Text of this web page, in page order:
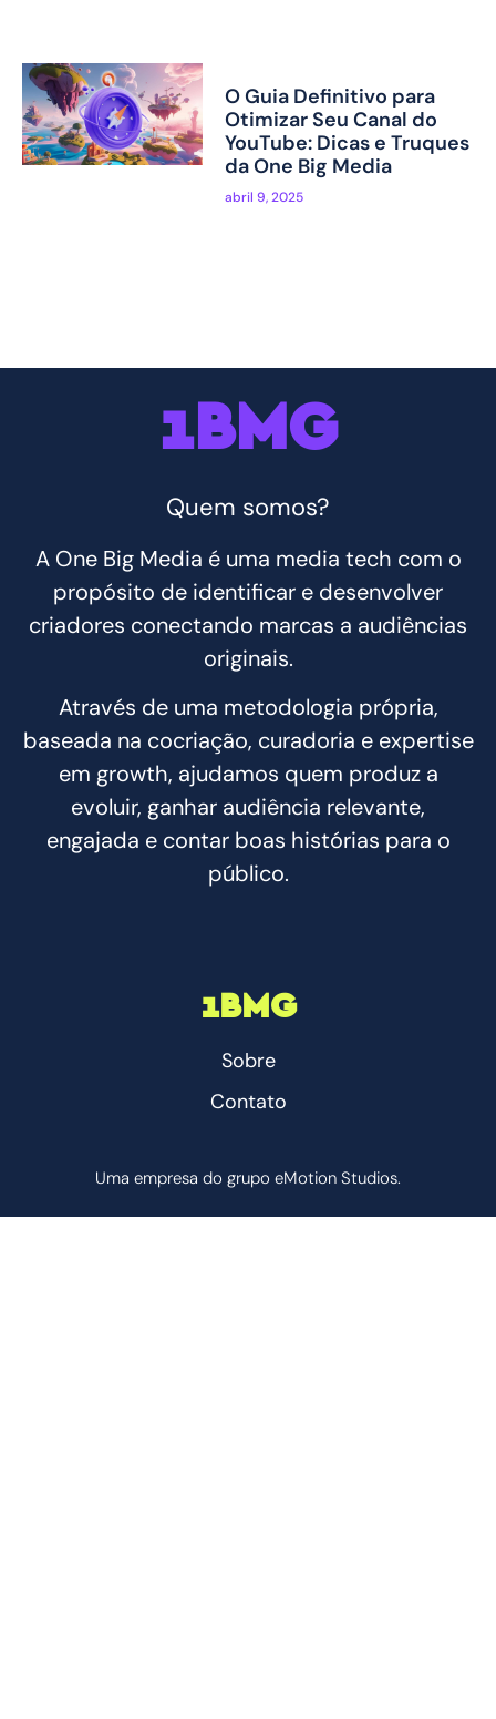
O Guia Definitivo para
Otimizar Seu Canal do
YouTube: Dicas e Truques
da One Big Media
abril 9, 2025
1BMG
Quem somos?
A One Big Media é uma media tech com o
propósito de identificar e desenvolver
criadores conectando marcas a audiências
originais.
Através de uma metodologia própria,
baseada na cocriação, curadoria e expertise
em growth, ajudamos quem produz a
evoluir, ganhar audiência relevante,
engajada e contar boas histórias para o
público.
1BMG
Sobre
Contato
Uma empresa do grupo eMotion Studios.